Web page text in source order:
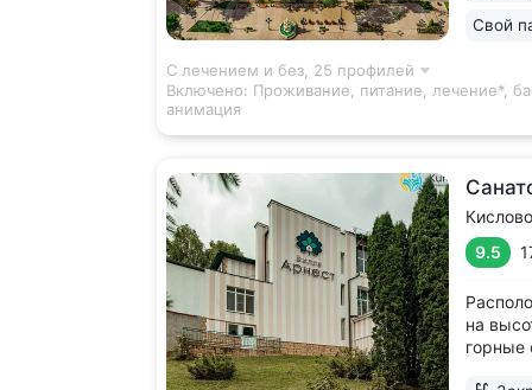
Свой
С лечением и без, 25 профилей
Включено: Проживание, питание, лечение*,
анимация
9.5
на
горные